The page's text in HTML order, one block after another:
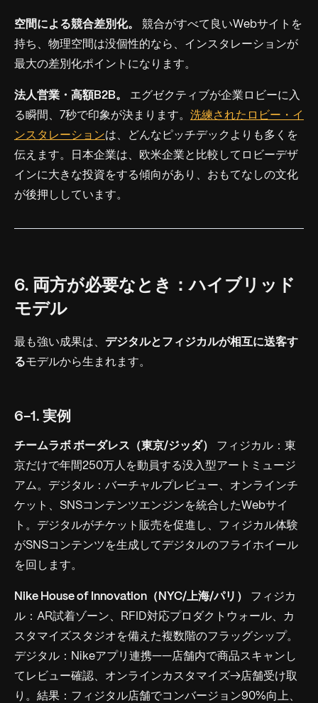
空間による競合差別化。
競合がすべて良いWebサイトを
持ち、物理空間は没個性的なら、インスタレーションが
最大の差別化ポイントになります。
法人営業・高額B2B。
エグゼクティブが企業ロビーに入
る瞬間、7秒で印象が決まります。 洗練されたロビー・イ
ンスタレーションは、どんなピッチデックよりも多くを
伝えます。日本企業は、欧米企業と比較してロビーデザ
インに大きな投資をする傾向があり、おもてなしの文化
が後押ししています。
6. 両方が必要なとき：ハイブリッド
モデル
最も強い成果は、 デジタルとフィジカルが相互に送客す
るモデルから生まれます。
6-1. 実例
チームラボ ボーダレス（東京/ジッダ）
フィジカル：東
京だけで年間250万人を動員する没入型アートミュージ
アム。デジタル：バーチャルプレビュー、オンラインチ
ケット、SNSコンテンツエンジンを統合したWebサイ
ト。デジタルがチケット販売を促進し、フィジカル体験
がSNSコンテンツを生成してデジタルのフライホイール
を回します。
Nike House of Innovation（NYC/上海/パリ）
フィジカ
ル：AR試着ゾーン、RFID対応プロダクトウォール、カ
スタマイズスタジオを備えた複数階のフラッグシップ。
デジタル：Nikeアプリ連携——店舗内で商品スキャンし
てレビュー確認、オンラインカスタマイズ→店舗受け取
り。結果：フィジタル店舗でコンバージョン90%向上、